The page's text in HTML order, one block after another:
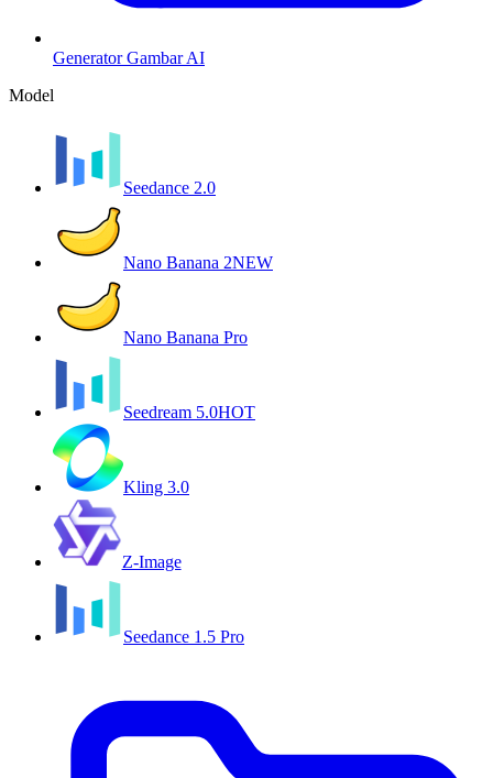
Generator Gambar AI
Model
Seedance 2.0
Nano Banana 2NEW
Nano Banana Pro
Seedream 5.0HOT
Kling 3.0
Z-Image
Seedance 1.5 Pro